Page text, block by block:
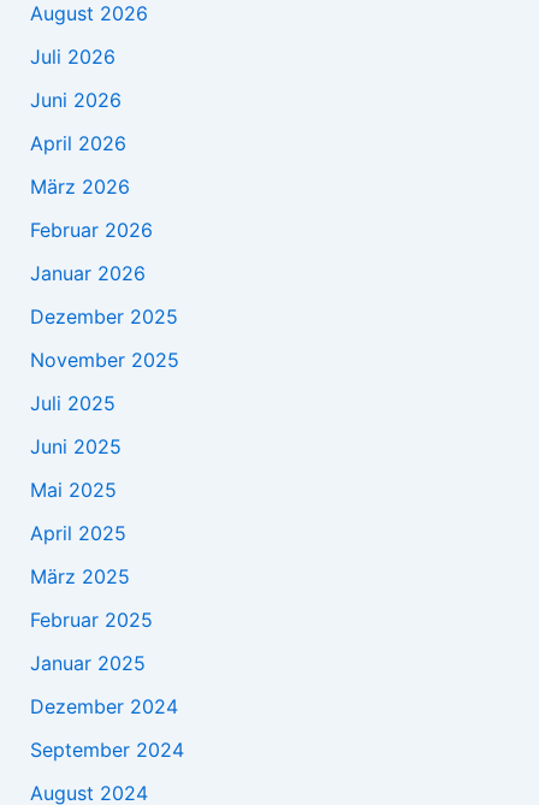
August 2026
Juli 2026
Juni 2026
April 2026
März 2026
Februar 2026
Januar 2026
Dezember 2025
November 2025
Juli 2025
Juni 2025
Mai 2025
April 2025
März 2025
Februar 2025
Januar 2025
Dezember 2024
September 2024
August 2024